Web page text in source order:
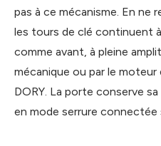
pas à ce mécanisme. En ne
les tours de clé continuent
comme avant, à pleine
mécanique ou par le
DORY. La porte conserve
en mode serrure connectée